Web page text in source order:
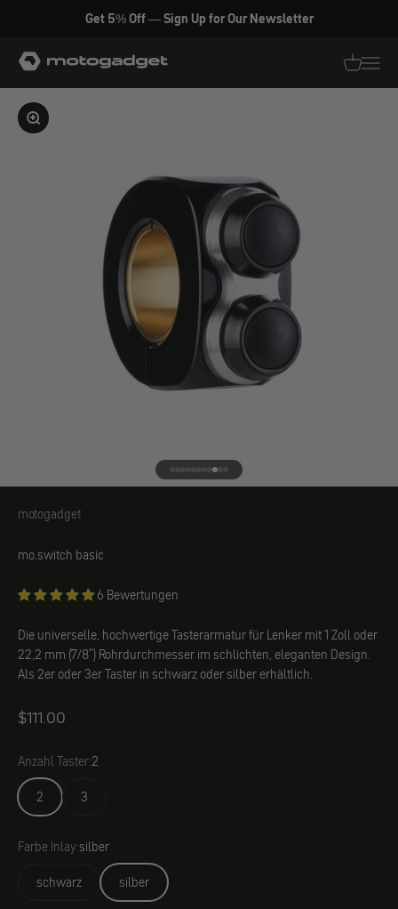
Zum Inhalt springen
Get 5% Off — Sign Up for Our Newsletter
motogadget GmbH
Bild vergrößern
Gehe zu Element 1
Gehe zu Element 2
Gehe zu Element 3
Gehe zu Element 4
Gehe zu Element 5
Gehe zu Element 6
Gehe zu Element 7
Gehe zu Element 8
Gehe zu Element 9
Gehe zu Element 10
Gehe zu Element 11
motogadget
motogadget
mo.switch basic
6 Bewertungen
Die universelle, hochwertige Tasterarmatur für Lenker mit 1 Zoll oder
22,2 mm (7/8") Rohrdurchmesser im schlichten, eleganten Design.
Als 2er oder 3er Taster in schwarz oder silber erhältlich.
Angebot
$111.00
Anzahl Taster:2
2
3
Farbe Inlay:silber
schwarz
silber